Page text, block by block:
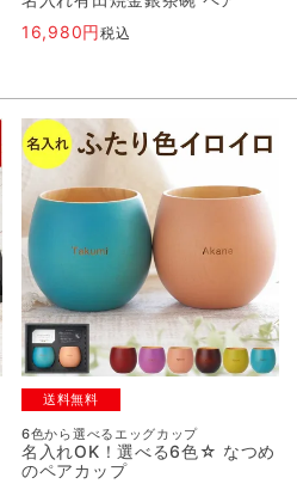
16,980
税込
送料無料
6色から選べるエッグカップ
名入れOK！選べる6色☆ なつめ
のペアカップ